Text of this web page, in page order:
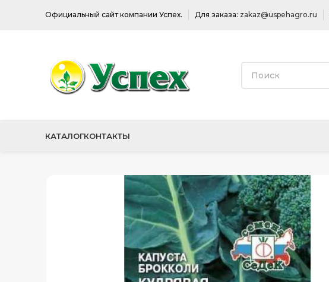
Официальный сайт компании Успех. Для заказа: zakaz@uspehagro.ru
КАТАЛОГКОНТАКТЫ